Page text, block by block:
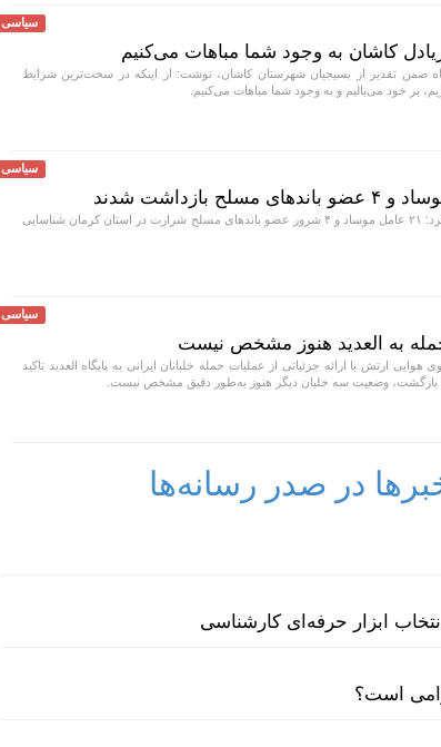
سیاسی
کاشان به وجود شما مباهات می‌کنیم
ضمن تقدیر از بسیجیان شهرستان کاشان، نوشت: از اینکه در سخت‌ترین شرایط
بر خود می‌بالیم و به وجود شما مباهات می‌کنیم.
سیاسی
وزارت اطلاعات اعلام کرد: ۲۱ عامل موساد و ۴ شرور عضو باند‌های مسلح شرارت در استان کرمان شناسایی
سیاسی
به العدید هنوز مشخص نیست
هوایی ارتش با ارائه جزئیاتی از عملیات حمله خلبانان ایرانی به پایگاه العدید تاکید
بازگشت، وضعیت سه خلبان دیگر هنوز به‌طور دقیق مشخص نیست.
در صدر رسانه‌ها
ابزار حرفه‌ای کارشناسی
است؟